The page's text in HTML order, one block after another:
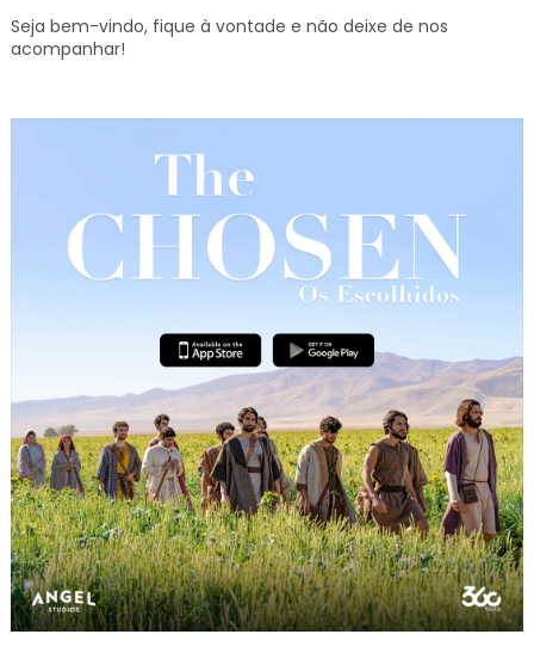
Seja bem-vindo, fique à vontade e não deixe de nos
acompanhar!